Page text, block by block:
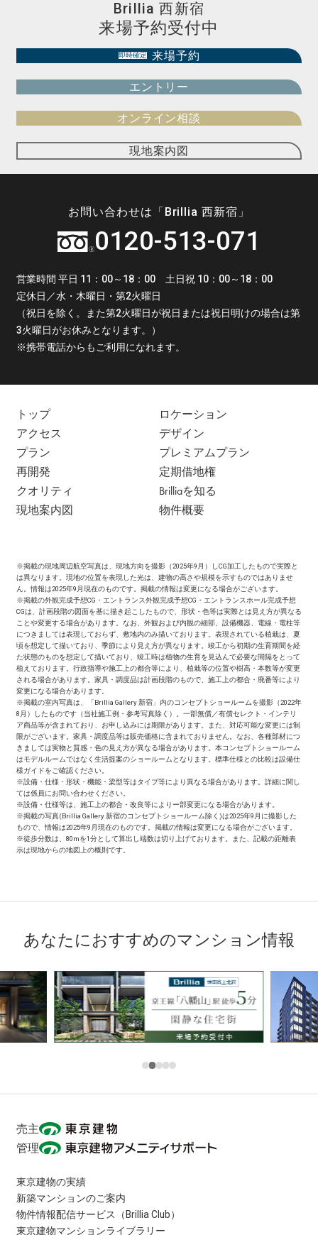
Brillia 西新宿
来場予約受付中
即時確定 来場予約
エントリー
オンライン相談
現地案内図
お問い合わせは「Brillia 西新宿」
0120-513-071
営業時間 平日 11：00～18：00 土日祝 10：00～18：00
定休日／水・木曜日・第2火曜日
（祝日を除く。また第2火曜日が祝日または祝日明けの場合は第
3火曜日がお休みとなります。）
※携帯電話からもご利用になれます。
トップ
ロケーション
アクセス
デザイン
プラン
プレミアムプラン
再開発
定期借地権
クオリティ
Brilliaを知る
現地案内図
物件概要
※掲載の現地周辺航空写真は、現地方向を撮影（2025年9月）しCG加工したもので実際と
は異なります。現地の位置を表現した光は、建物の高さや規模を示すものではありませ
ん。情報は2025年9月現在のものです。掲載の情報は変更になる場合がございます。
※掲載の外観完成予想CG・エントランス外観完成予想CG・エントランスホール完成予想
CG​は、計画段階の図面を基に描き起こしたもので、形状・色等は実際とは見え方が異なる
ことや変更する場合があります。なお、外観および内観の細部、設備機器、電線・電柱等
につきましては表現しておらず、敷地内のみ描いております。表現されている植栽は、夏
頃を想定して描いており、季節により見え方が異なります。竣工から初期の生育期間を経
た状態のものを想定して描いており、竣工時は植物の生育を見込んで必要な間隔をとって
植えております。行政指導や施工上の都合等により、植栽等の位置や樹高・本数等が変更
される場合があります。家具・調度品は計画段階のもので、施工上の都合・廃番等により
変更になる場合があります。
※掲載の室内写真は、「Brillia Gallery 新宿」内のコンセプトショールームを撮影（2022年
8月）したものです（当社施工例・参考写真除く）。一部無償／有償セレクト・インテリ
ア商品等が含まれており、お申し込みには期限があります。また、対応可能な変更には制
限がございます。家具・調度品等は販売価格に含まれておりません。なお、各種部材につ
きましては実物と質感・色の見え方が異なる場合があります。本コンセプトショールーム
はモデルルームではなく生活提案のショールームとなります。標準仕様との比較は設備仕
様ガイドをご確認ください。
※設備・仕様・形状・機能・梁型等はタイプ等により異なる場合があります。詳細に関し
ては係員にお問い合わせください。
※設備・仕様等は、施工上の都合・改良等によりー部変更になる場合があります。
※掲載の写真(Brillia Gallery 新宿のコンセプトショールーム除く)は2025年9月に撮影した
もので、情報は2025年9月現在のものです。掲載の情報は変更になる場合がございます。
※徒歩分数は、80mを1分として算出し端数は切り上げております。また、記載の距離表
示は現地からの地図上の概則です。
あなたにおすすめのマンション情報
売主
管理
東京建物の実績
新築マンションのご案内
物件情報配信サービス（Brillia Club）
東京建物マンションライブラリー